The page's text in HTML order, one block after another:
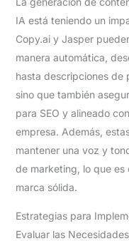
IA está teniendo un
Copy.ai y Jasper
manera automática,
hasta descripciones de
sino que también
para SEO y alineado
empresa. Además,
mantener una voz y
de marketing, lo que es
marca sólida.
Estrategias para
Evaluar las